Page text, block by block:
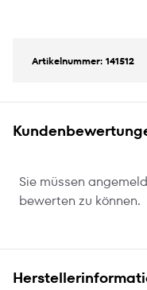
Artikelnummer: 141512
Sie müssen
bewerten zu können.